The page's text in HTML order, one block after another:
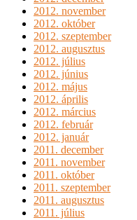
2012. november
2012. október
2012. szeptember
2012. augusztus
2012. július
2012. június
2012. május
2012. április
2012. március
2012. február
2012. január
2011. december
2011. november
2011. október
2011. szeptember
2011. augusztus
2011. július